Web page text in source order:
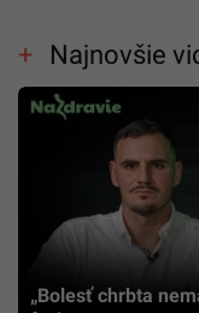
Najnovšie
„Bolesť chrbta